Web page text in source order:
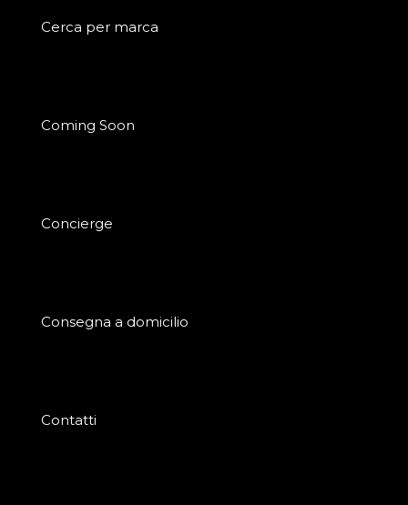
Cerca per marca
Coming Soon
Concierge
Consegna a domicilio
Contatti